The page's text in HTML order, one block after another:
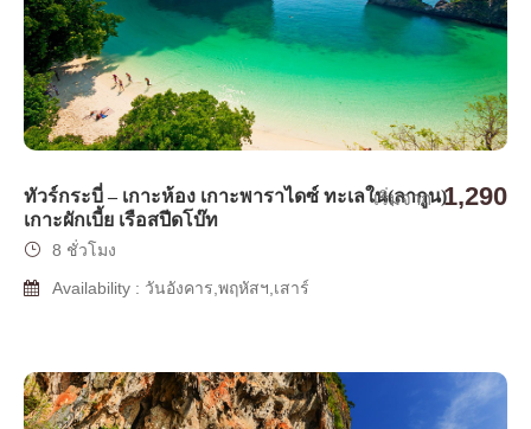
ทัวร์กระบี่ – เกาะห้อง เกาะพาราไดซ์ ทะเลใน(ลากูน)
เกาะผักเบี้ย เรือสปีดโบ๊ท
เริ่มจาก 1,290
8 ชั่วโมง
Availability : วันอังคาร,พฤหัสฯ,เสาร์